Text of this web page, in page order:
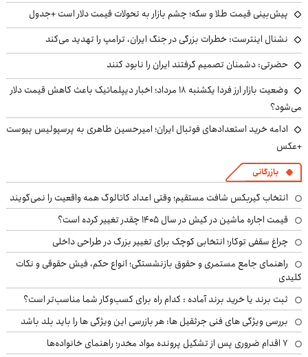
پیش‌بینی قیمت طلا و سکه؛ چشم بازار به تحولات قیمت دلار است +جدول
نشنال اینترست: خطرات بزرگی در جنگ ایران، ترامپ را تهدید می‌کند
حضرتی: دشمنان تصمیم گرفتند ایران را نابود کنند
وضعیت بازار ارز فردا یکشنبه ۱۸ مرداد؛ اخبار دیپلماتیک باعث کاهش قیمت دلار
می‌شود؟
ادامه خرید استعدادهای فوتبال ایران؛ امیرحسین طاهری به پرسپولیس پیوست
+عکس
بازرگانی
انتخاب گیربکس شافت مستقیم؛ وقتی اعداد کاتالوگ همه واقعیت را نمی‌گویند
قیمت اجاره ماشین در کیش در سال ۱۴۰۵ چقدر تغییر کرده است؟
چراغ سقفی توکار؛ انتخابی کوچک برای تغییر بزرگ در طراحی داخلی
راهنمای جامع مستمری و حقوق بازنشستگی؛ انواع حکم، فیش حقوقی و نکات
کلیدی
ثبت برند یا خرید برند آماده : کدام راه برای کسب‌وکار شما مناسب‌تر است؟
بررسی ویژگی های فنی جرثقیل ها: هر بازرسی این ویژگی ها را باید بلد باشد
۷ اقدام ضروری پس از تشکیل پرونده مواد مخدر؛ راهنمای خانواده‌ها